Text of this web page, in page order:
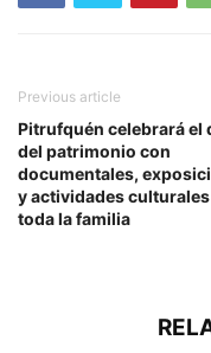
Previous article
Pitrufquén celebrará el
del patrimonio con
documentales,
y actividades
toda la familia